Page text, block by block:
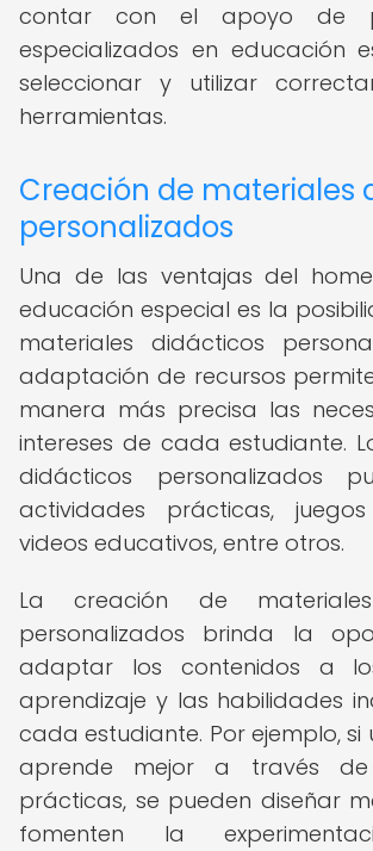
contar con el apoyo de
especializados en educación
seleccionar y utilizar
herramientas.
Creación de materiales
personalizados
Una de las ventajas del
educación especial es la
materiales didácticos
adaptación de recursos
manera más precisa las
intereses de cada estudiante.
didácticos personalizados
actividades prácticas, juegos
videos educativos, entre otros.
La creación de
personalizados brinda la
adaptar los contenidos a
aprendizaje y las habilidades
cada estudiante. Por ejemplo, si
aprende mejor a través de
prácticas, se pueden diseñar
fomenten la